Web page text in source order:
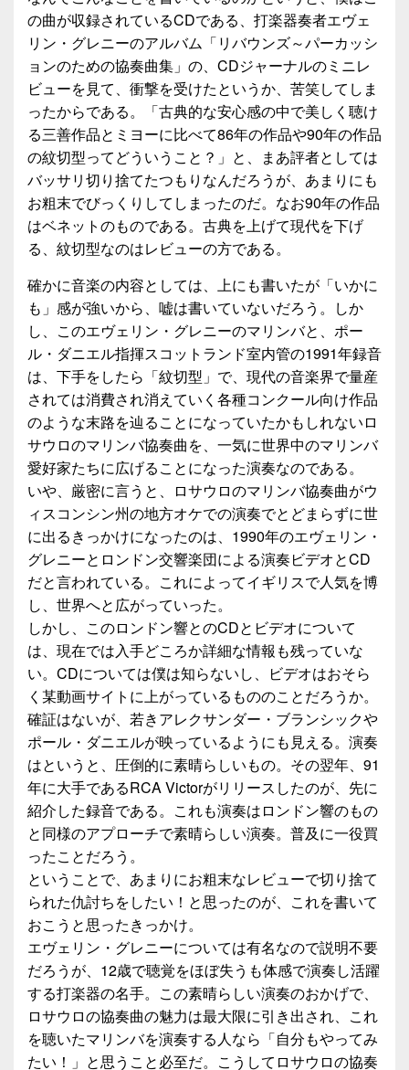
の曲が収録されているCDである、打楽器奏者エヴェ
リン・グレニーのアルバム「リバウンズ～パーカッシ
ョンのための協奏曲集」の、CDジャーナルのミニレ
ビューを見て、衝撃を受けたというか、苦笑してしま
ったからである。「古典的な安心感の中で美しく聴け
る三善作品とミヨーに比べて86年の作品や90年の作品
の紋切型ってどういうこと？」と、まあ評者としては
バッサリ切り捨てたつもりなんだろうが、あまりにも
お粗末でびっくりしてしまったのだ。なお90年の作品
はベネットのものである。古典を上げて現代を下げ
る、紋切型なのはレビューの方である。
確かに音楽の内容としては、上にも書いたが「いかに
も」感が強いから、嘘は書いていないだろう。しか
し、このエヴェリン・グレニーのマリンバと、ポー
ル・ダニエル指揮スコットランド室内管の1991年録音
は、下手をしたら「紋切型」で、現代の音楽界で量産
されては消費され消えていく各種コンクール向け作品
のような末路を辿ることになっていたかもしれないロ
サウロのマリンバ協奏曲を、一気に世界中のマリンバ
愛好家たちに広げることになった演奏なのである。
いや、厳密に言うと、ロサウロのマリンバ協奏曲がウ
ィスコンシン州の地方オケでの演奏でとどまらずに世
に出るきっかけになったのは、1990年のエヴェリン・
グレニーとロンドン交響楽団による演奏ビデオとCD
だと言われている。これによってイギリスで人気を博
し、世界へと広がっていった。
しかし、このロンドン響とのCDとビデオについて
は、現在では入手どころか詳細な情報も残っていな
い。CDについては僕は知らないし、ビデオはおそら
く某動画サイトに上がっているもののことだろうか。
確証はないが、若きアレクサンダー・ブランシックや
ポール・ダニエルが映っているようにも見える。演奏
はというと、圧倒的に素晴らしいもの。その翌年、91
年に大手であるRCA Victorがリリースしたのが、先に
紹介した録音である。これも演奏はロンドン響のもの
と同様のアプローチで素晴らしい演奏。普及に一役買
ったことだろう。
ということで、あまりにお粗末なレビューで切り捨て
られた仇討ちをしたい！と思ったのが、これを書いて
おこうと思ったきっかけ。
エヴェリン・グレニーについては有名なので説明不要
だろうが、12歳で聴覚をほぼ失うも体感で演奏し活躍
する打楽器の名手。この素晴らしい演奏のおかげで、
ロサウロの協奏曲の魅力は最大限に引き出され、これ
を聴いたマリンバを演奏する人なら「自分もやってみ
たい！」と思うこと必至だ。こうしてロサウロの協奏